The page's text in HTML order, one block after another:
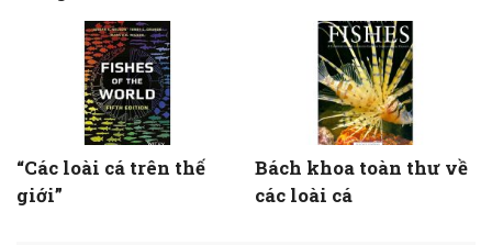
“Các loài cá trên thế
giới”
Bách khoa toàn thư về
các loài cá